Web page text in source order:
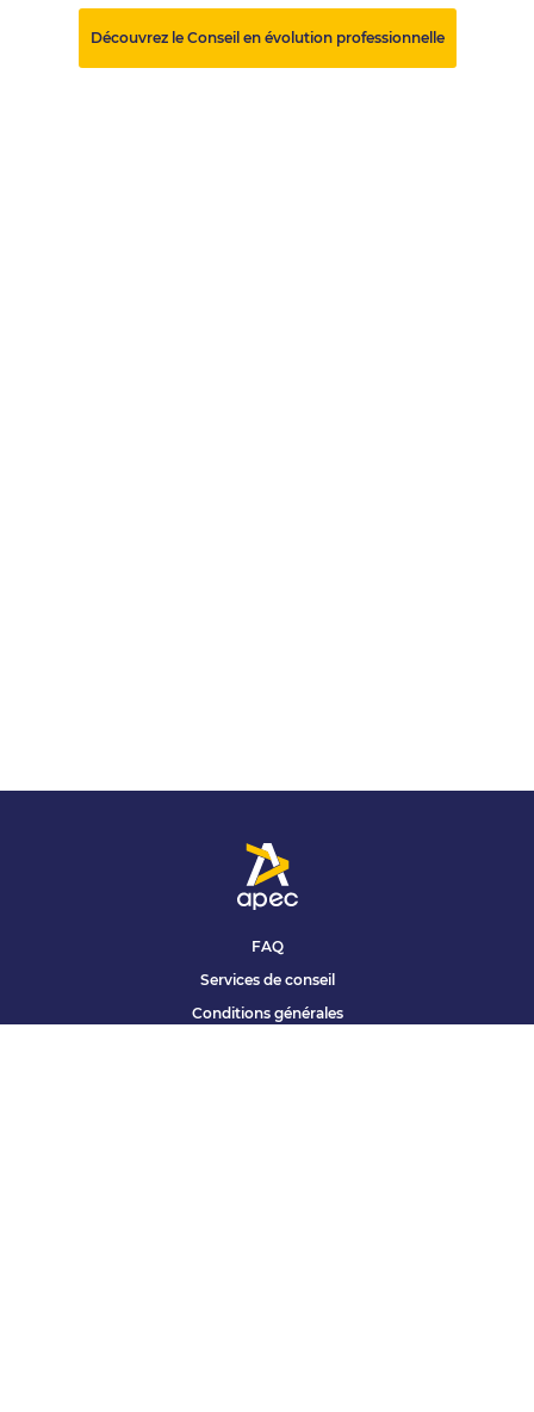
Découvrez le Conseil en évolution professionnelle
FAQ
Services de conseil
Conditions générales